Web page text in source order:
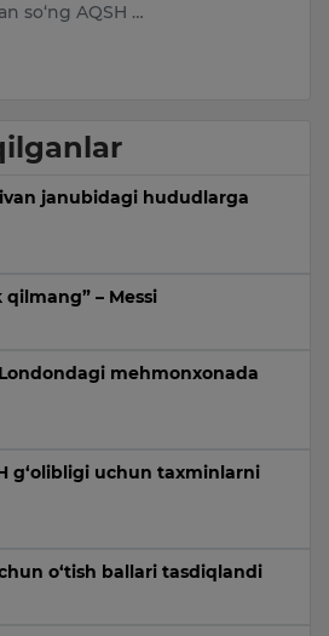
so‘ng AQSH …
janubidagi hududlarga
– Messi
mehmonxonada
g‘olibligi uchun taxminlarni
o‘tish ballari tasdiqlandi